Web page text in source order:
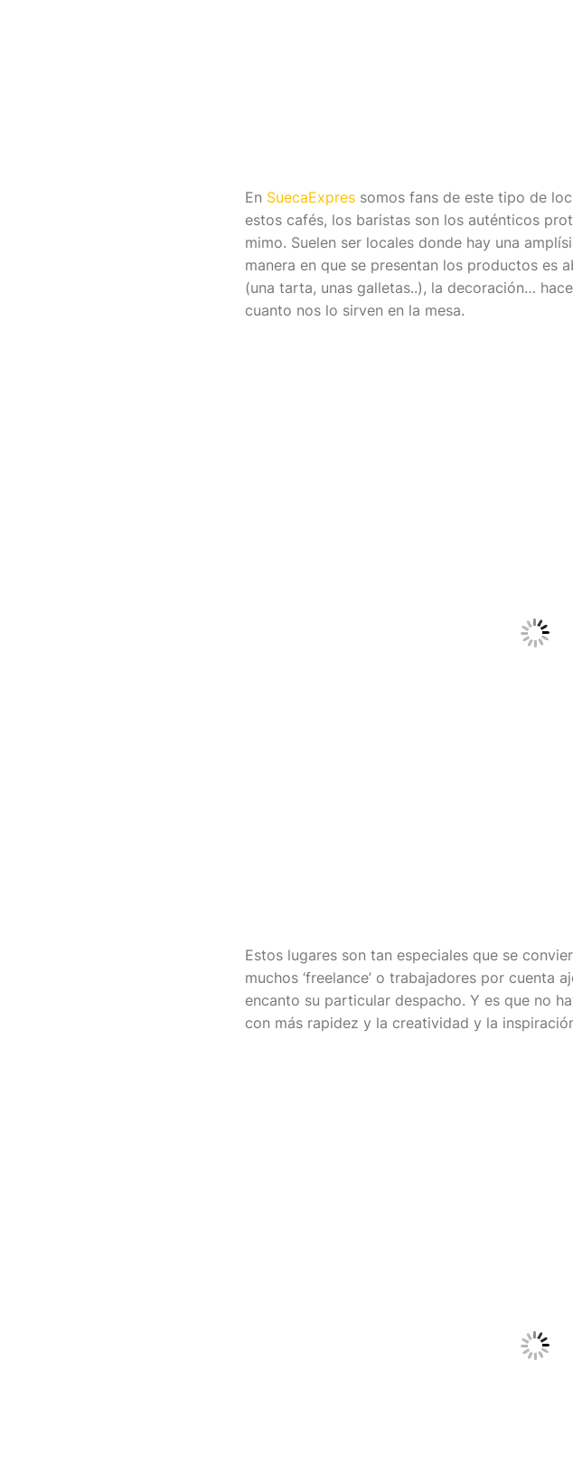
En SuecaExpressomos fans de este tipo de
estos cafés, los baristas son los auténticos
mimo. Suelen ser locales donde hay una
manera en que se presentan los productos es
(una tarta, unas galletas..), la decoración…
cuanto nos lo sirven en la mesa.
Estos lugares son tan especiales que se
muchos ‘freelance’ o trabajadores por cuenta
encanto su particular despacho. Y es que no
con más rapidez y la creatividad y la